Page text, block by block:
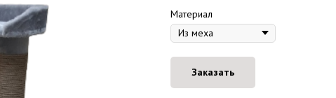
Материал
Заказать